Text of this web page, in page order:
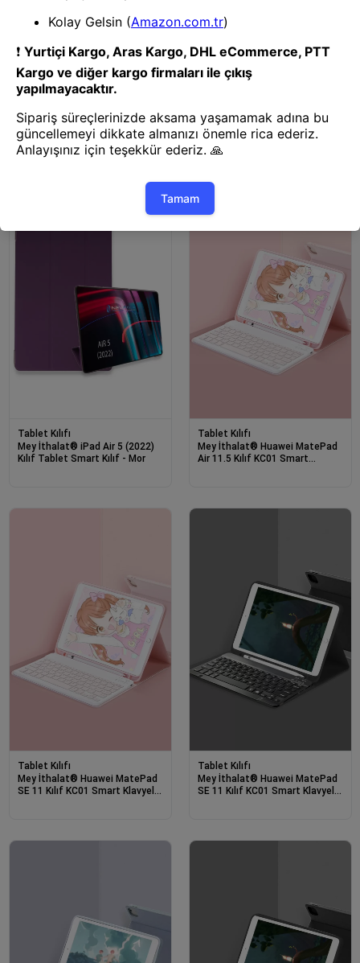
Mey İthalat® iPad 2022 10.9
(10.nesil) Kılıf Tablet Smart
Kılıf - Mavi
Mey İthalat® iPad Air 5 (2022)
Kılıf Tablet Smart Kılıf -
Lacivert
Tablet Kılıfı
Mey İthalat® iPad Air 5 (2022)
Kılıf Tablet Smart Kılıf - Mor
Tablet Kılıfı
Mey İthalat® Huawei MatePad
Air 11.5 Kılıf KC01 Smart
Tablet Kılıfı
Mey İthalat® Huawei MatePad
SE 11 Kılıf KC01 Smart Klavyeli
Tablet Kılıfı
Mey İthalat® Huawei MatePad
SE 11 Kılıf KC01 Smart Klavyeli